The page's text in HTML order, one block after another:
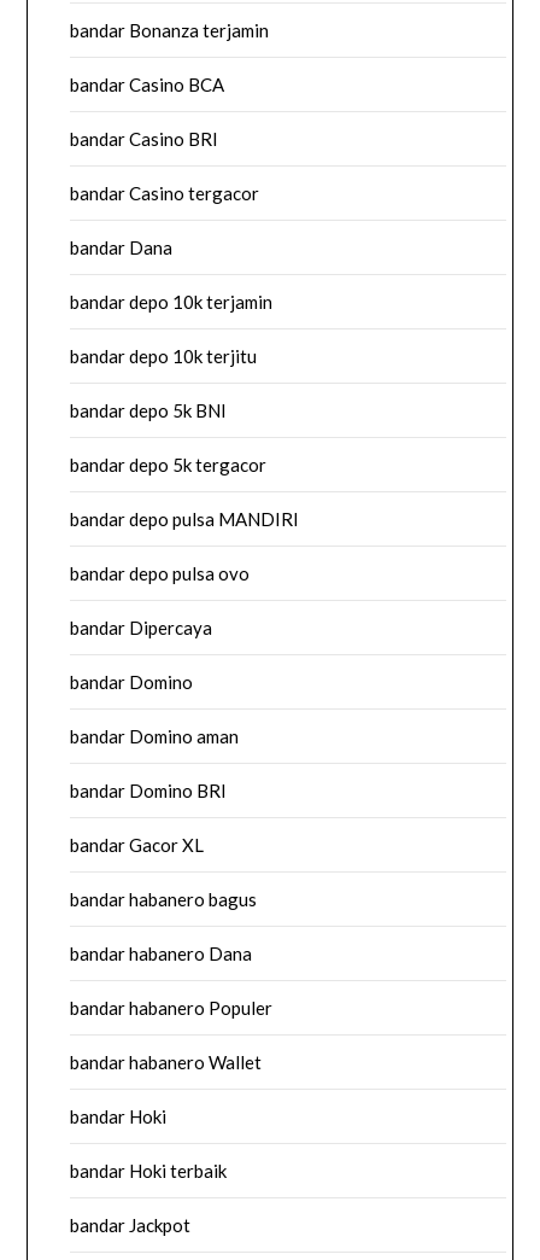
bandar Bonanza terjamin
bandar Casino BCA
bandar Casino BRI
bandar Casino tergacor
bandar Dana
bandar depo 10k terjamin
bandar depo 10k terjitu
bandar depo 5k BNI
bandar depo 5k tergacor
bandar depo pulsa MANDIRI
bandar depo pulsa ovo
bandar Dipercaya
bandar Domino
bandar Domino aman
bandar Domino BRI
bandar Gacor XL
bandar habanero bagus
bandar habanero Dana
bandar habanero Populer
bandar habanero Wallet
bandar Hoki
bandar Hoki terbaik
bandar Jackpot